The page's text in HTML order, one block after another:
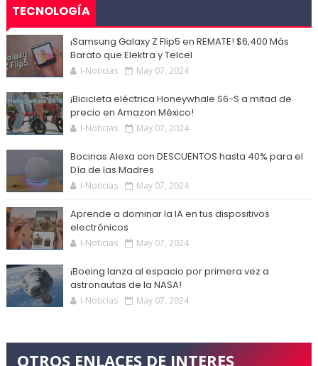
TECNOLOGÍA
¡Samsung Galaxy Z Flip5 en REMATE! $6,400 Más
Barato que Elektra y Telcel
I-Noticias May 07, 2024
¡Bicicleta eléctrica Honeywhale S6-S a mitad de
precio en Amazon México!
I-Noticias May 07, 2024
Bocinas Alexa con DESCUENTOS hasta 40% para el
Día de las Madres
I-Noticias May 07, 2024
Aprende a dominar la IA en tus dispositivos
electrónicos
I-Noticias May 07, 2024
¡Boeing lanza al espacio por primera vez a
astronautas de la NASA!
I-Noticias May 07, 2024